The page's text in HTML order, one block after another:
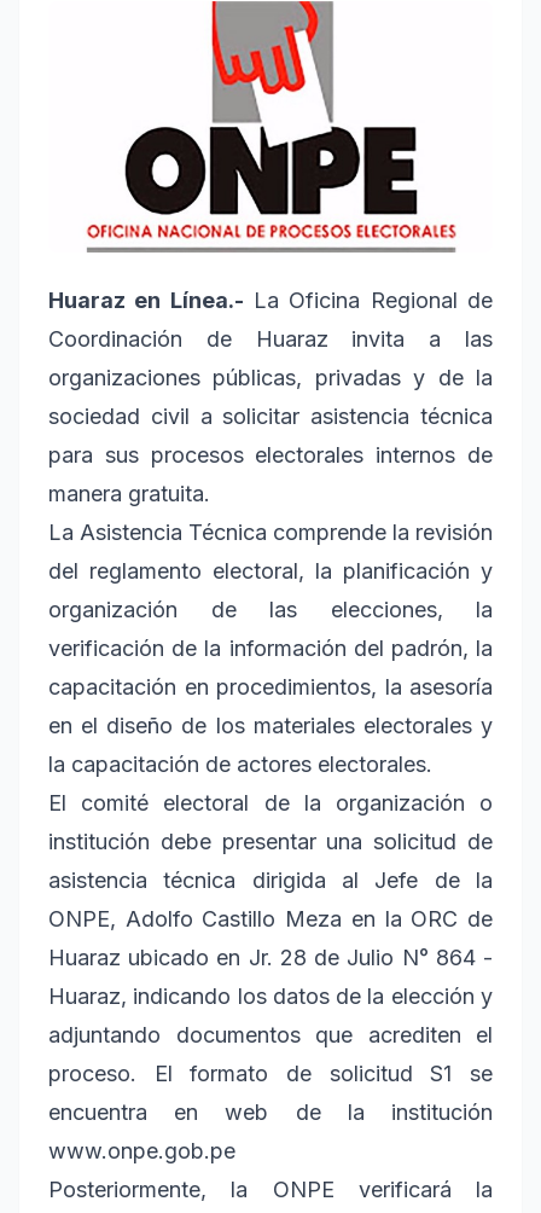
Huaraz en Línea.- La Oficina Regional de
Coordinación de Huaraz invita a las
organizaciones públicas, privadas y de la
sociedad civil a solicitar asistencia técnica
para sus procesos electorales internos de
manera gratuita.
La Asistencia Técnica comprende la revisión
del reglamento electoral, la planificación y
organización de las elecciones, la
verificación de la información del padrón, la
capacitación en procedimientos, la asesoría
en el diseño de los materiales electorales y
la capacitación de actores electorales.
El comité electoral de la organización o
institución debe presentar una solicitud de
asistencia técnica dirigida al Jefe de la
ONPE, Adolfo Castillo Meza en la ORC de
Huaraz ubicado en Jr. 28 de Julio N° 864 -
Huaraz, indicando los datos de la elección y
adjuntando documentos que acrediten el
proceso. El formato de solicitud S1 se
encuentra en web de la institución
www.onpe.gob.pe
Posteriormente, la ONPE verificará la